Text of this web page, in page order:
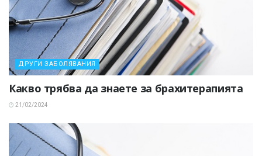
ДРУГИ ЗАБОЛЯВАНИЯ
Какво трябва да знаете за брахитерапията
21/02/2024